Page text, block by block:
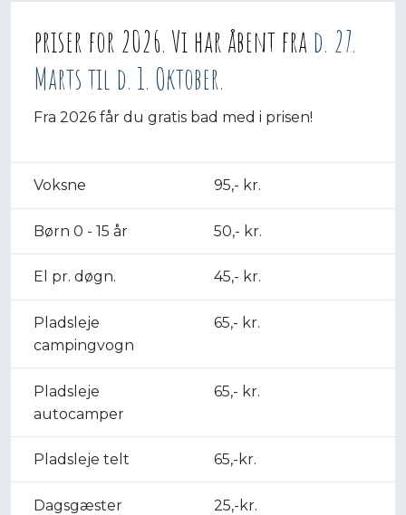
priser for 2026. Vi har åbent fra d. 27.
Marts til d. 1. Oktober.
Fra 2026 får du gratis bad med i prisen!​
Voksne​ 95,- kr.​
Børn 0 - 15 år 50,- kr.
El pr. døgn. 45,- kr.
Pladsleje
campingvogn​
65,- kr.​
Pladsleje
autocamper
65,- kr.​
Pladsleje telt​ 65,-kr.​
Dagsgæster 25,-kr.​